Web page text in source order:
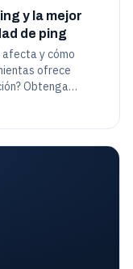
y la mejor
de ping
afecta y cómo
ofrece
Obtenga
IP ping tet o